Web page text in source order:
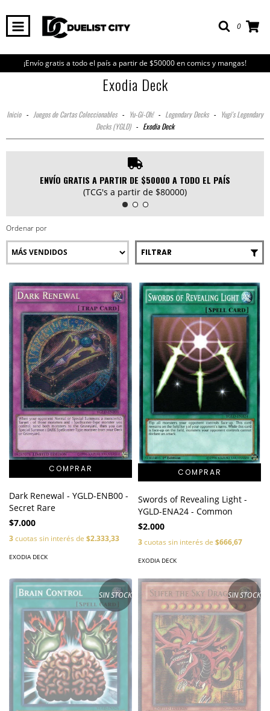
0
¡Envío gratis a todo el país a partir de $50000 en comics y mangas!
Exodia Deck
Inicio - Juegos de Cartas Coleccionables - Yu-Gi-Oh! - Legendary Decks - Yugi's Legendary
Decks (YGLD) - Exodia Deck
ENVÍO GRATIS A PARTIR DE $50000 A TODO EL PAÍS
(TCG's a partir de $80000)
Ordenar por
FILTRAR
Dark Renewal - YGLD-ENB00 -
Secret Rare
$7.000
3cuotas sin interés de $2.333,33
EXODIA DECK
Swords of Revealing Light -
YGLD-ENA24 - Common
$2.000
3cuotas sin interés de $666,67
EXODIA DECK
SIN STOCK SIN STOCK